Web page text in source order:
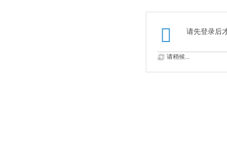
请先登录后
请稍候...